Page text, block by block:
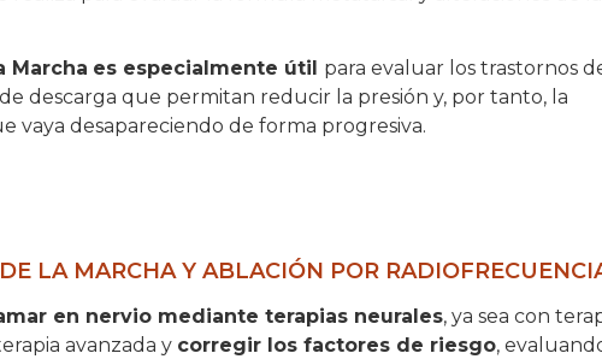
Marcha es especialmente útil para evaluar los trastornos
descarga que permitan reducir la presión y, por tanto, la
vaya desapareciendo de forma progresiva.
LA MARCHA Y ABLACIÓN POR
en nervio mediante terapias neurales, ya sea con
avanzada y corregir los factores de riesgo,